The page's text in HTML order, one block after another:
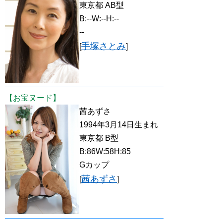
東京都 AB型
B:--W:--H:--
--
[手塚さとみ]
【お宝ヌード】
茜あずさ
1994年3月14日生まれ
東京都 B型
B:86W:58H:85
Gカップ
[茜あずさ]